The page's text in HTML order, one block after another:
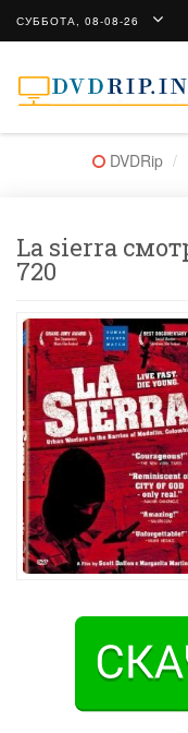
СУББОТА, 08-08-26
DVDRip
La sierra
720